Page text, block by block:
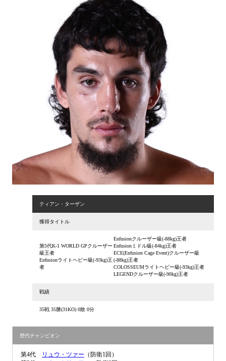
ティアン・ターザン
獲得タイトル
第5代K-1 WORLD GPクルーザー
級王者
Enfusionライトヘビー級(-93kg)王
者
Enfusionクルーザー級(-88kg)王者
Enfusionミドル級(-84kg)王者
ECE(Enfusion Cage Event)クルーザー級
(-88kg)王者
COLOSSEUMライトヘビー級(-93kg)王者
LEGENDクルーザー級(-90kg)王者
戦績
35戦 35勝(31KO) 0敗 0分
歴代チャンピオン
第4代 リュウ・ツァー （防衛1回）